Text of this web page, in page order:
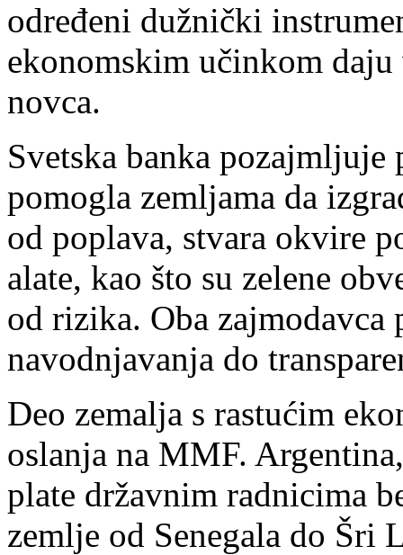
određeni dužnički
ekonomskim učinkom
novca.
Svetska banka
pomogla zemljama da
od poplava, stvara okvire
alate, kao što su zelene
od rizika. Oba zajmodavca
navodnjavanja do
Deo zemalja s rastućim
oslanja na MMF.
plate državnim radnicima
zemlje od Senegala do Šri